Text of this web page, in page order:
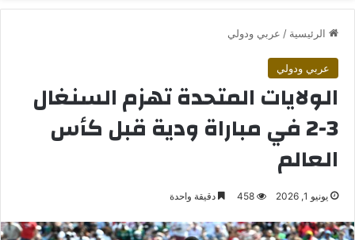
الرئيسية / عربي ودولي
عربي ودولي
الولايات المتحدة تهزم السنغال
3-2 في مباراة ودية قبل كأس
العالم
يونيو 1, 2026 458 دقيقة واحدة